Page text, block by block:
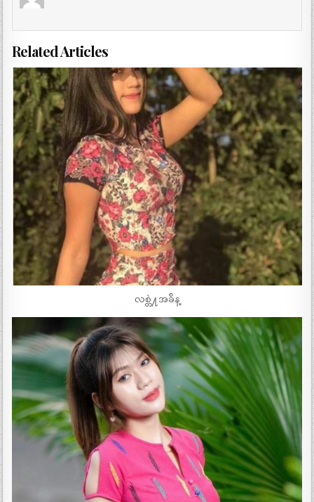
Related Articles
လစ္တဲ႔အခ်ိန္